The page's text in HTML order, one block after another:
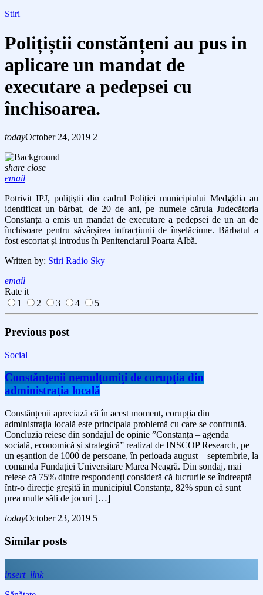
Stiri
Polițiștii constănțeni au pus in
aplicare un mandat de
executare a pedepsei cu
închisoarea.
todayOctober 24, 2019 2
share close
email
Potrivit IPJ, poliţiştii din cadrul Poliției municipiului Medgidia au
identificat un bărbat, de 20 de ani, pe numele căruia Judecătoria
Constanța a emis un mandat de executare a pedepsei de un an de
închisoare pentru săvârșirea infracțiunii de înșelăciune. Bărbatul a
fost escortat și introdus în Penitenciarul Poarta Albă.
Written by: Stiri Radio Sky
email
Rate it
1
2 3 4 5
Previous post
Social
Constănţenii nemulţumiţi de corupţia din
administraţia locală
Constănțenii apreciază că în acest moment, corupția din
administraţia locală este principala problemă cu care se confruntă.
Concluzia reiese din sondajul de opinie ”Constanța – agenda
socială, economică și strategică” realizat de INSCOP Research, pe
un eșantion de 1000 de persoane, în perioada august – septembrie, la
comanda Fundației Universitare Marea Neagră. Din sondaj, mai
reiese că 75% dintre respondenți consideră că lucrurile se îndreaptă
într-o direcție greșită în municipiul Constanța, 82% spun că sunt
prea multe săli de jocuri […]
todayOctober 23, 2019 5
Similar posts
insert_link